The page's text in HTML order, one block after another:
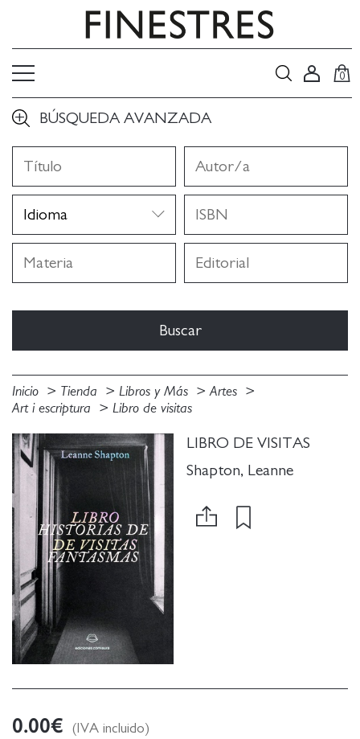
0
BÚSQUEDA AVANZADA
Inicio Tienda Libros y Más
Artes
Art i escriptura
Libro de visitas
LIBRO DE VISITAS
Shapton, Leanne
0.00€ (IVA incluido)